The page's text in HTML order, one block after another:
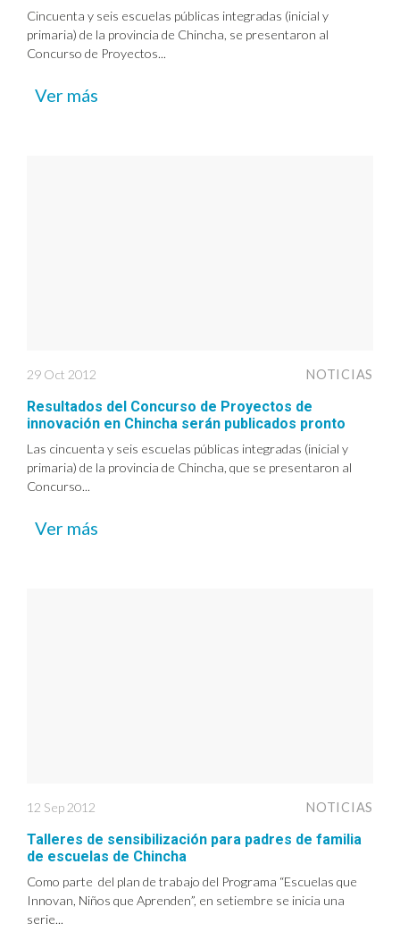
Cincuenta y seis escuelas públicas integradas (inicial y
primaria) de la provincia de Chincha, se presentaron al
Concurso de Proyectos...
Ver más
29 Oct 2012 NOTICIAS
Resultados del Concurso de Proyectos de
innovación en Chincha serán publicados pronto
Las cincuenta y seis escuelas públicas integradas (inicial y
primaria) de la provincia de Chincha, que se presentaron al
Concurso...
Ver más
12 Sep 2012 NOTICIAS
Talleres de sensibilización para padres de familia
de escuelas de Chincha
Como parte del plan de trabajo del Programa “Escuelas que
Innovan, Niños que Aprenden”, en setiembre se inicia una
serie...